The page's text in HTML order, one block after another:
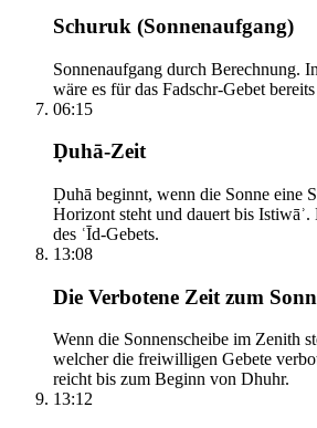
Schuruk (Sonnenaufgang)
Sonnenaufgang durch Berechnung.
wäre es für das Fadschr-Gebet
06:15
Ḍuhā-Zeit
Ḍuhā beginnt, wenn die Sonne eine
Horizont steht und dauert bis
des ʿĪd-Gebets.
13:08
Die Verbotene Zeit zum
Wenn die Sonnenscheibe im Zenith
welcher die freiwilligen Gebete
reicht bis zum Beginn von Dhuhr.
13:12